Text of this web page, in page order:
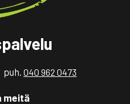
040 962 0473
meitä